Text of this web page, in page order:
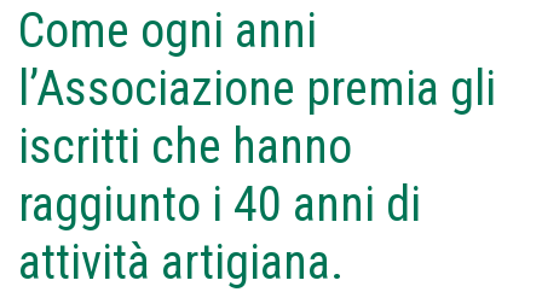
Come ogni anni
l’Associazione premia gli
iscritti che hanno
raggiunto i 40 anni di
attività artigiana.